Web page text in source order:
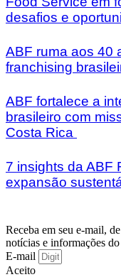
desafios e
ABF ruma aos 40
franchising
ABF fortalece a
brasileiro com
Costa Rica
7 insights da ABF
expansão
Receba em seu e-mail,
notícias e informações
E-mail
Aceito